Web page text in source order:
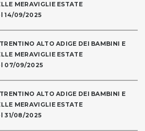
MERAVIGLIE ESTATE
14/09/2025
ALTO ADIGE DEI BAMBINI E
MERAVIGLIE ESTATE
07/09/2025
ALTO ADIGE DEI BAMBINI E
MERAVIGLIE ESTATE
31/08/2025